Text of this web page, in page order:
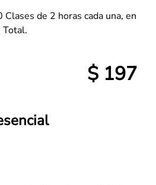
de 2 horas cada una, en
$ 197